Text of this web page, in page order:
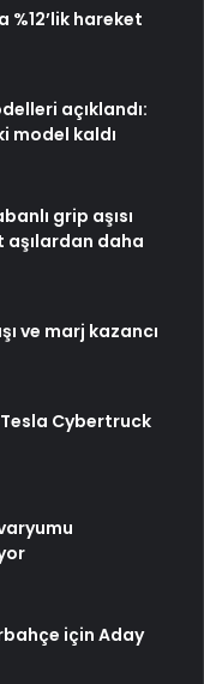
%12’lik hareket
açıklandı:
model kaldı
grip aşısı
aşılardan daha
ve marj kazancı
Cybertruck
için Aday